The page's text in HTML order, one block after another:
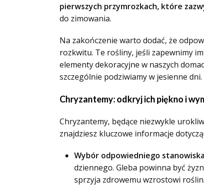
pierwszych przymrozkach, które
do zimowania.
Na zakończenie warto dodać, że
rozkwitu. Te rośliny, jeśli zapewnimy
elementy dekoracyjne w naszych
szczególnie podziwiamy w jesienne dni.
Chryzantemy: odkryj ich piękno i
Chryzantemy, będące niezwykle
znajdziesz kluczowe informacje
Wybór odpowiedniego stanowiska
dziennego. Gleba powinna być
sprzyja zdrowemu wzrostowi roślin.